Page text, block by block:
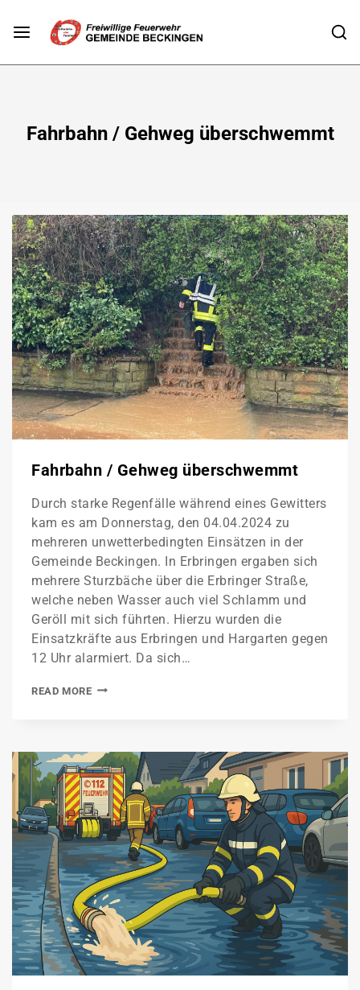
Fahrbahn / Gehweg überschwemmt
Fahrbahn / Gehweg überschwemmt
Durch starke Regenfälle während eines Gewitters
kam es am Donnerstag, den 04.04.2024 zu
mehreren unwetterbedingten Einsätzen in der
Gemeinde Beckingen. In Erbringen ergaben sich
mehrere Sturzbäche über die Erbringer Straße,
welche neben Wasser auch viel Schlamm und
Geröll mit sich führten. Hierzu wurden die
Einsatzkräfte aus Erbringen und Hargarten gegen
12 Uhr alarmiert. Da sich…
READ MORE